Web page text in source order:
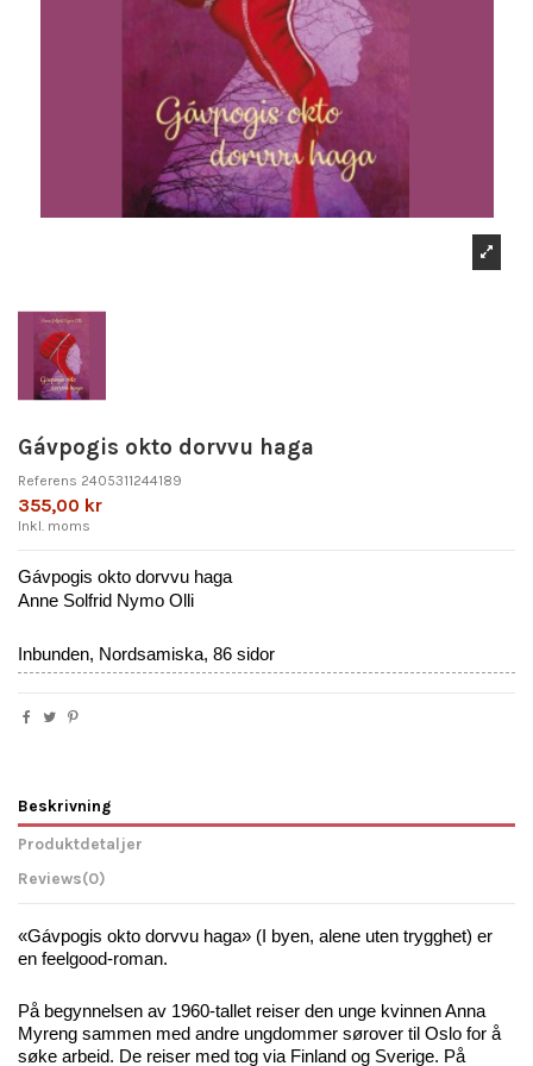
Gávpogis okto dorvvu haga
Referens 2405311244189
355,00 kr
Inkl. moms
Gávpogis okto dorvvu haga
Anne Solfrid Nymo Olli
Inbunden, Nordsamiska, 86 sidor
Beskrivning
Produktdetaljer
Reviews(0)
«Gávpogis okto dorvvu haga» (I byen, alene uten trygghet) er
en feelgood-roman.
På begynnelsen av 1960-tallet reiser den unge kvinnen Anna
Myreng sammen med andre ungdommer sørover til Oslo for å
søke arbeid. De reiser med tog via Finland og Sverige. På